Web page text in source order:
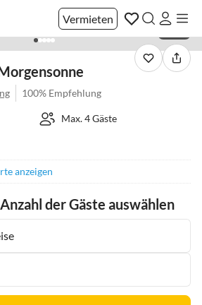
Vermieten
100% Empfehlung
Max. 4 Gäste
anzeigen
der Gäste auswählen